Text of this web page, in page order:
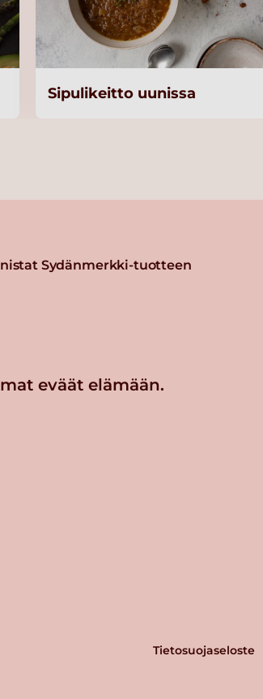
Sipulikeitto uunissa
Sydänmerkki-tuotteen
eväät elämään.
Tietosuojaseloste